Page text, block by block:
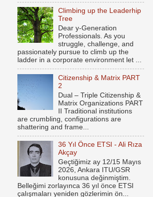
Climbing up the Leaderhip
Tree
Dear y-Generation
Professionals. As you
struggle, challenge, and
passionately pursue to climb up the
ladder in a corporate environment let ...
Citizenship & Matrix PART
2
Dual – Triple Citizenship &
Matrix Organizations PART
II Traditional institutions
are crumbling, configurations are
shattering and frame...
36 Yıl Önce ETSI - Ali Rıza
Akçay
Geçtiğimiz ay 12/15 Mayıs
2026, Ankara ITU/GSR
konusuna değinmiştim.
Belleğimi zorlayınca 36 yıl önce ETSI
çalışmaları yeniden gözlerimin ön...